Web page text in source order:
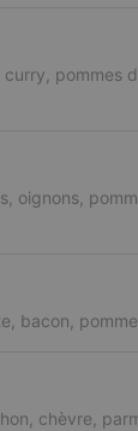
pommes
oignons,
bacon,
chèvre,